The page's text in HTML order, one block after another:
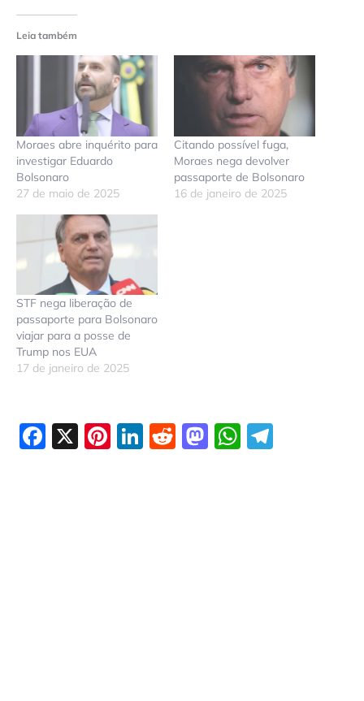
Leia também
Moraes abre inquérito para
investigar Eduardo
Bolsonaro
27 de maio de 2025
Citando possível fuga,
Moraes nega devolver
passaporte de Bolsonaro
16 de janeiro de 2025
STF nega liberação de
passaporte para Bolsonaro
viajar para a posse de
Trump nos EUA
17 de janeiro de 2025
Facebook
X Pinterest
LinkedIn
Reddit
Mastodon